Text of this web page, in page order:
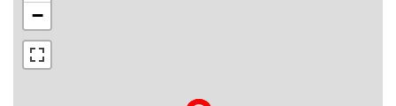
−